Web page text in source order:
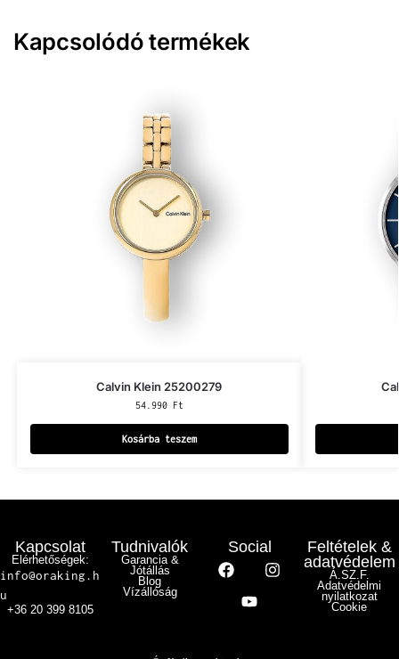
Kapcsolódó termékek
Calvin Klein 25200279
54.990 Ft
Kosárba teszem
Kapcsolat
Elérhetőségek:
info@oraking.h
u
+36 20 399 8105
Tudnivalók
Garancia &
Jótállás
Blog
Vízállóság
Social
Feltételek &
adatvédelem
Á.SZ.F.
Adatvédelmi
nyilatkozat
Cookie